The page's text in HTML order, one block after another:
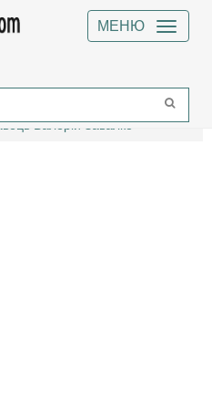
МЕНЮ
Валерій Завалко